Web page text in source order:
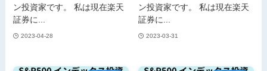
ン投資家です。 私は現在楽天
証券に...
2023-04-28
ン投資家です。 私は現在楽天
証券に...
2023-03-31